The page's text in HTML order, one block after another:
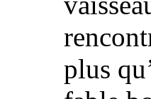
plus